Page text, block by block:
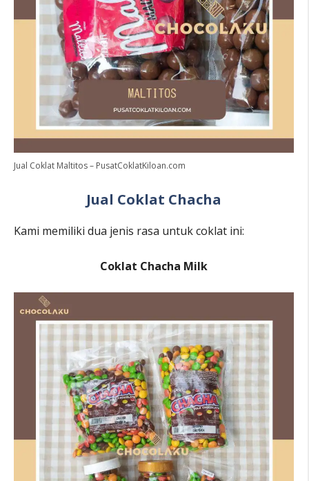
Jual Coklat Maltitos – PusatCoklatKiloan.com
Jual Coklat Chacha
Kami memiliki dua jenis rasa untuk coklat ini:
Coklat Chacha Milk